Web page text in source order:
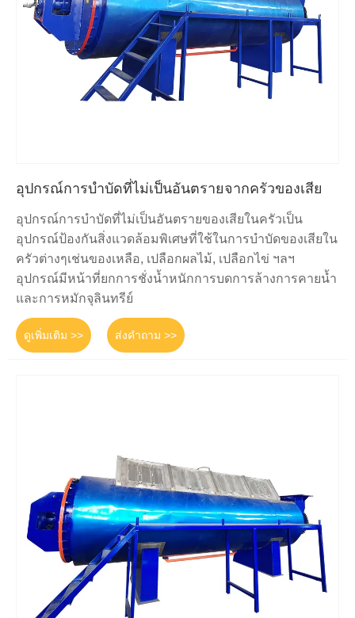
อุปกรณ์การบำบัดที่ไม่เป็นอันตรายจากครัวของเสีย
อุปกรณ์การบำบัดที่ไม่เป็นอันตรายของเสียในครัวเป็น
อุปกรณ์ป้องกันสิ่งแวดล้อมพิเศษที่ใช้ในการบำบัดของเสียใน
ครัวต่างๆเช่นของเหลือ, เปลือกผลไม้, เปลือกไข่ ฯลฯ
อุปกรณ์มีหน้าที่ยกการชั่งน้ำหนักการบดการล้างการคายน้ำ
และการหมักจุลินทรีย์
ดูเพิ่มเติม >> ส่งคำถาม >>